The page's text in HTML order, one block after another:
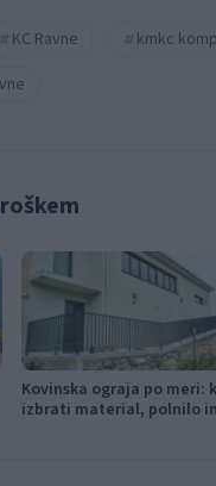
KC Ravne kmkc
Kovinska ograja po meri:
izbrati material, polnilo